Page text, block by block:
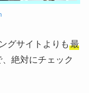
グサイトよりも 最
絶対にチェック